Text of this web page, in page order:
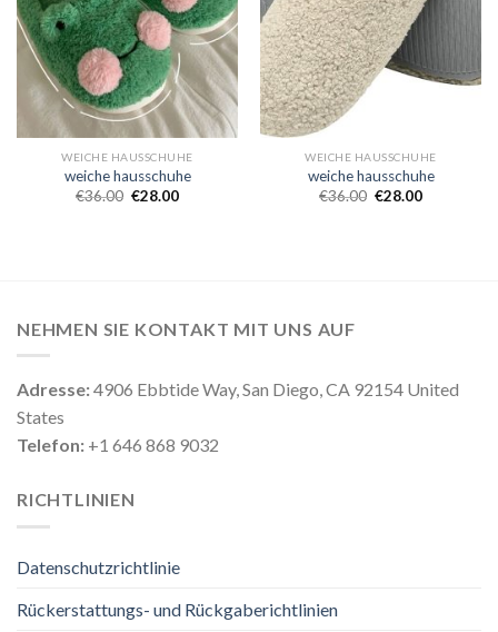
WEICHE HAUSSCHUHE
weiche hausschuhe
€36.00 €28.00
WEICHE HAUSSCHUHE
weiche hausschuhe
€36.00 €28.00
NEHMEN SIE KONTAKT MIT UNS AUF
Adresse:4906 Ebbtide Way, San Diego, CA 92154 United
States
Telefon: +1 646 868 9032
RICHTLINIEN
Datenschutzrichtlinie
Rückerstattungs- und Rückgaberichtlinien